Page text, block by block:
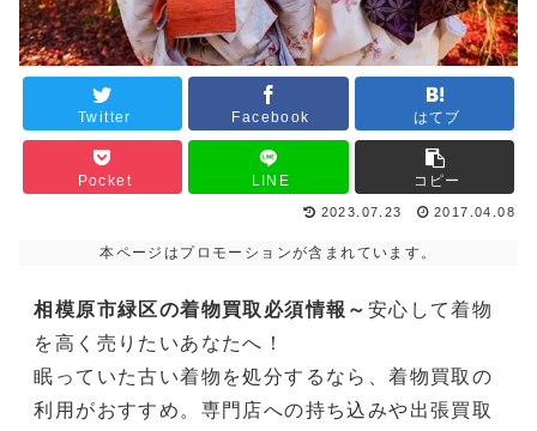
Twitter Facebook はてブ
Pocket LINE コピー
2023.07.23 2017.04.08
本ページはプロモーションが含まれています。
相模原市緑区の着物買取必須情報～ 安心して着物
を高く売りたいあなたへ！
眠っていた古い着物を処分するなら、着物買取の
利用がおすすめ。専門店への持ち込みや出張買取